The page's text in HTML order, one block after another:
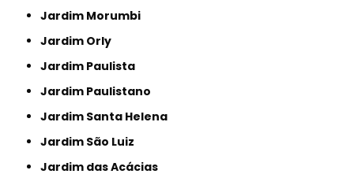
Jardim Morumbi
Jardim Orly
Jardim Paulista
Jardim Paulistano
Jardim Santa Helena
Jardim São Luiz
Jardim das Acácias